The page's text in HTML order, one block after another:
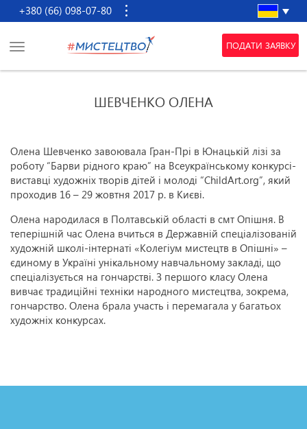
+380 (66) 098-07-80
ПОДАТИ ЗАЯВКУ
ШЕВЧЕНКО ОЛЕНА
Олена Шевченко завоювала Гран-Прі в Юнацькій лізі за
роботу “Барви рідного краю” на Всеукраїнському конкурсі-
виставці художніх творів дітей і молоді “ChildArt.org”, який
проходив 16 – 29 жовтня 2017 р. в Києві.
Олена народилася в Полтавській області в смт Опішня. В
теперішній час Олена вчиться в Державній спеціалізованій
художній школі-інтернаті «Колегіум мистецтв в Опішні» –
єдиному в Україні унікальному навчальному закладі, що
спеціалізується на гончарстві. З першого класу Олена
вивчає традиційні техніки народного мистецтва, зокрема,
гончарство. Олена брала участь і перемагала у багатьох
художніх конкурсах.